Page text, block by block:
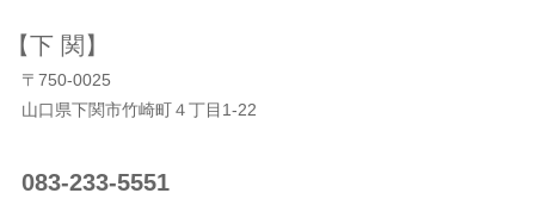
【下 関】
〒750-0025
山口県下関市竹崎町４丁目1‐22
083-233-5551